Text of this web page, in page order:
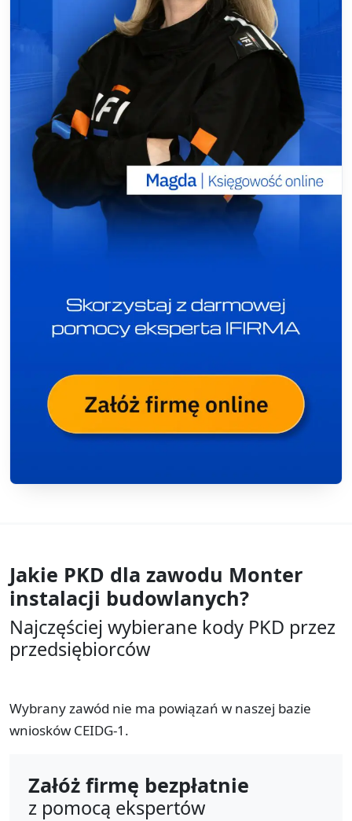
Jakie PKD dla zawodu Monter
instalacji budowlanych?
Najczęściej wybierane kody PKD przez
przedsiębiorców
Wybrany zawód nie ma powiązań w naszej bazie
wniosków CEIDG-1.
Załóż firmę bezpłatnie
z pomocą ekspertów